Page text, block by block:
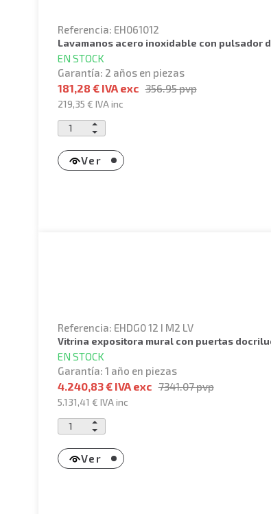
Referencia: EH061012
lavamanos acero inoxidable con pulsador
EN STOCK
Garantía: 2 años en piezas
181,28 € IVA exc 356.95pvp
219,35 € IVA inc
Ver
Referencia: EHDG0 12 I M2 LV
vitrina expositora mural con puertas
EN STOCK
Garantía: 1 año en piezas
4.240,83 € IVA exc 7341.07pvp
5.131,41 € IVA inc
Ver